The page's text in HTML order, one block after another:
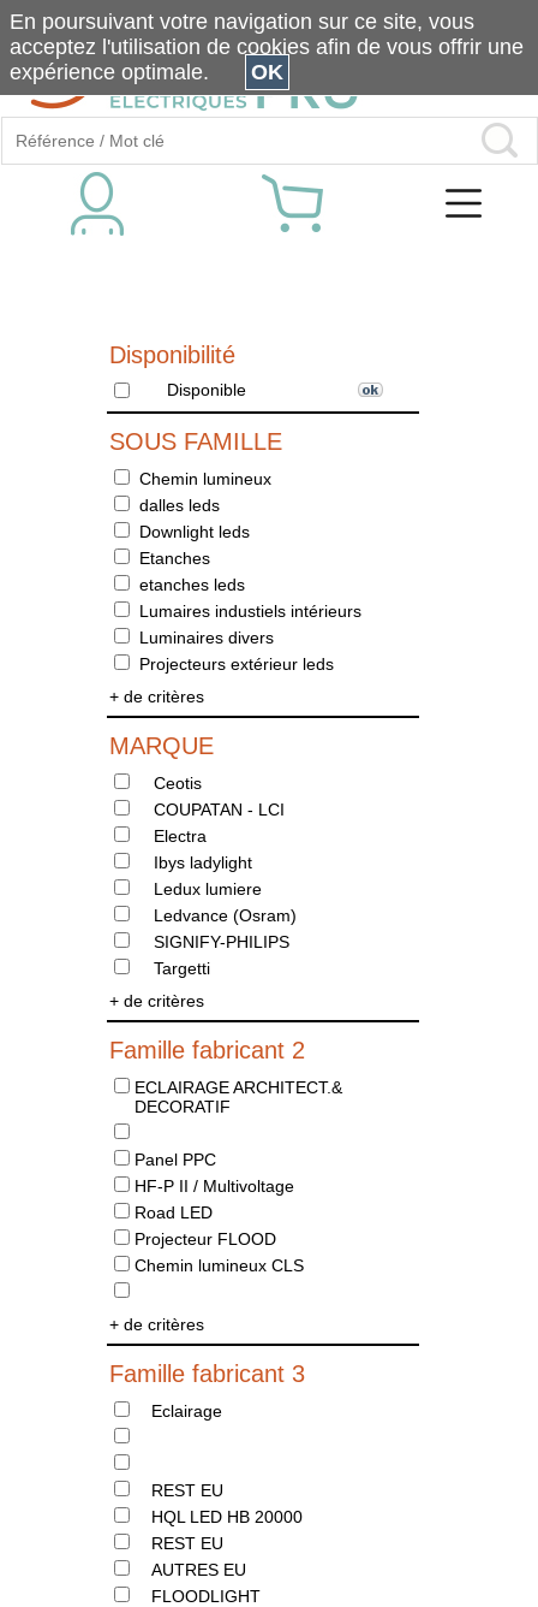
Disponibilité
Disponible
SOUS FAMILLE
Chemin lumineux
dalles leds
Downlight leds
Etanches
etanches leds
Lumaires industiels intérieurs
Luminaires divers
Projecteurs extérieur leds
+ de critères
MARQUE
Ceotis
COUPATAN - LCI
Electra
Ibys ladylight
Ledux lumiere
Ledvance (Osram)
SIGNIFY-PHILIPS
Targetti
+ de critères
Famille fabricant 2
ECLAIRAGE ARCHITECT.&
DECORATIF
Panel PPC
HF-P II / Multivoltage
Road LED
Projecteur FLOOD
Chemin lumineux CLS
+ de critères
Famille fabricant 3
Eclairage
REST EU
HQL LED HB 20000
REST EU
AUTRES EU
FLOODLIGHT
En poursuivant votre navigation sur ce site, vous
acceptez l'utilisation de cookies afin de vous offrir une
expérience optimale.
OK